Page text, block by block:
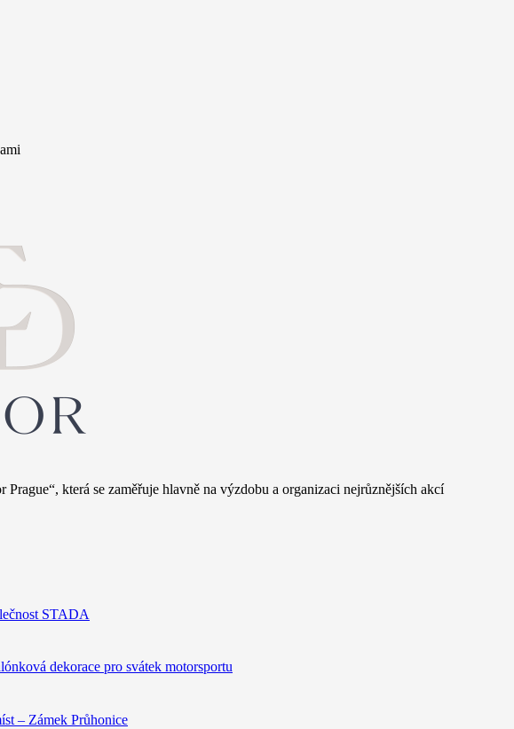
která se zaměřuje hlavně na výzdobu a organizaci nejrůznějších akcí
STADA
dekorace pro svátek motorsportu
– Zámek Průhonice